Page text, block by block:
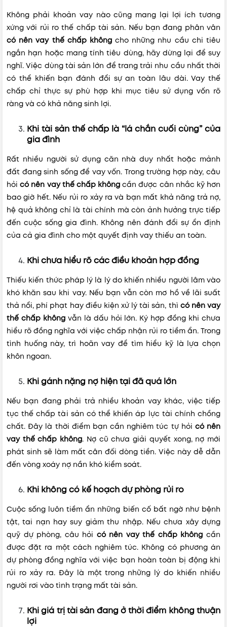
Không phải khoản vay nào cũng mang lại lợi ích tương
xứng với rủi ro thế chấp tài sản. Nếu bạn đang phân vân
có nên vay thế chấp khôngcho những nhu cầu chi tiêu
ngắn hạn hoặc mang tính tiêu dùng, hãy dừng lại để suy
nghĩ. Việc dùng tài sản lớn để trang trải nhu cầu nhất thời
có thể khiến bạn đánh đổi sự an toàn lâu dài. Vay thế
chấp chỉ thực sự phù hợp khi mục tiêu sử dụng vốn rõ
ràng và có khả năng sinh lợi.
Khi tài sản thế chấp là “lá chắn cuối cùng” của
gia đình
Rất nhiều người sử dụng căn nhà duy nhất hoặc mảnh
đất đang sinh sống để vay vốn. Trong trường hợp này, câu
hỏicó nên vay thế chấp không cần được cân nhắc kỹ hơn
bao giờ hết. Nếu rủi ro xảy ra và bạn mất khả năng trả nợ,
hệ quả không chỉ là tài chính mà còn ảnh hưởng trực tiếp
đến cuộc sống gia đình. Không nên đánh đổi sự ổn định
của cả gia đình cho một quyết định vay thiếu an toàn.
Khi chưa hiểu rõ các điều khoản hợp đồng
Thiếu kiến thức pháp lý là lý do khiến nhiều người lâm vào
khó khăn sau khi vay. Nếu bạn vẫn còn mơ hồ về lãi suất
thả nổi, phí phạt hay điều kiện xử lý tài sản, thì có nên vay
thế chấp khôngvẫn là dấu hỏi lớn. Ký hợp đồng khi chưa
hiểu rõ đồng nghĩa với việc chấp nhận rủi ro tiềm ẩn. Trong
tình huống này, trì hoãn vay để tìm hiểu kỹ là lựa chọn
khôn ngoan.
Khi gánh nặng nợ hiện tại đã quá lớn
Nếu bạn đang phải trả nhiều khoản vay khác, việc tiếp
tục thế chấp tài sản có thể khiến áp lực tài chính chồng
chất. Đây là thời điểm bạn cần nghiêm túc tự hỏi có nên
vay thế chấp không. Nợ cũ chưa giải quyết xong, nợ mới
phát sinh sẽ làm mất cân đối dòng tiền. Việc này dễ dẫn
đến vòng xoáy nợ nần khó kiểm soát.
Khi không có kế hoạch dự phòng rủi ro
Cuộc sống luôn tiềm ẩn những biến cố bất ngờ như bệnh
tật, tai nạn hay suy giảm thu nhập. Nếu chưa xây dựng
quỹ dự phòng, câu hỏi có nên vay thế chấp không cần
được đặt ra một cách nghiêm túc. Không có phương án
dự phòng đồng nghĩa với việc bạn hoàn toàn bị động khi
rủi ro xảy ra. Đây là một trong những lý do khiến nhiều
người rơi vào tình trạng mất tài sản.
Khi giá trị tài sản đang ở thời điểm không thuận
lợi